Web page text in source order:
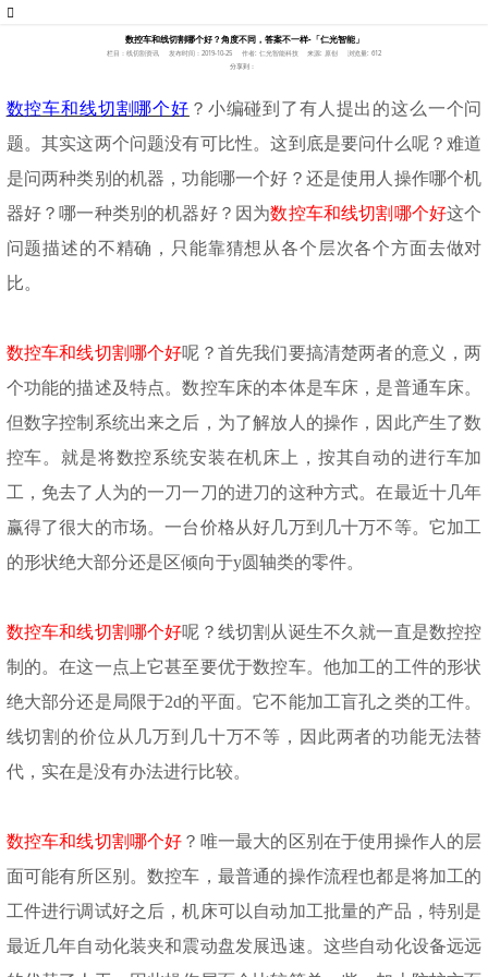
数控车和线切割哪个好？角度不同，答案不一样-「仁光智能」
栏目：线切割资讯 发布时间：2019-10-25 作者: 仁光智能科技 来源: 原创
浏览量: 612
分享到：
数控车和线切割哪个好 ？小编碰到了有人提出的这么一个问
题。其实这两个问题没有可比性。这到底是要问什么呢？难道
是问两种类别的机器，功能哪一个好？还是使用人操作哪个机
器好？哪一种类别的机器好？因为数控车和线切割哪个好这个
问题描述的不精确，只能靠猜想从各个层次各个方面去做对
比。
数控车和线切割哪个好呢？首先我们要搞清楚两者的意义，两
个功能的描述及特点。数控车床的本体是车床，是普通车床。
但数字控制系统出来之后，为了解放人的操作，因此产生了数
控车。就是将数控系统安装在机床上，按其自动的进行车加
工，免去了人为的一刀一刀的进刀的这种方式。在最近十几年
赢得了很大的市场。一台价格从好几万到几十万不等。它加工
的形状绝大部分还是区倾向于y圆轴类的零件。
数控车和线切割哪个好呢？线切割从诞生不久就一直是数控控
制的。在这一点上它甚至要优于数控车。他加工的工件的形状
绝大部分还是局限于2d的平面。它不能加工盲孔之类的工件。
线切割的价位从几万到几十万不等，因此两者的功能无法替
代，实在是没有办法进行比较。
数控车和线切割哪个好 ？唯一最大的区别在于使用操作人的层
面可能有所区别。数控车，最普通的操作流程也都是将加工的
工件进行调试好之后，机床可以自动加工批量的产品，特别是
最近几年自动化装夹和震动盘发展迅速。这些自动化设备远远